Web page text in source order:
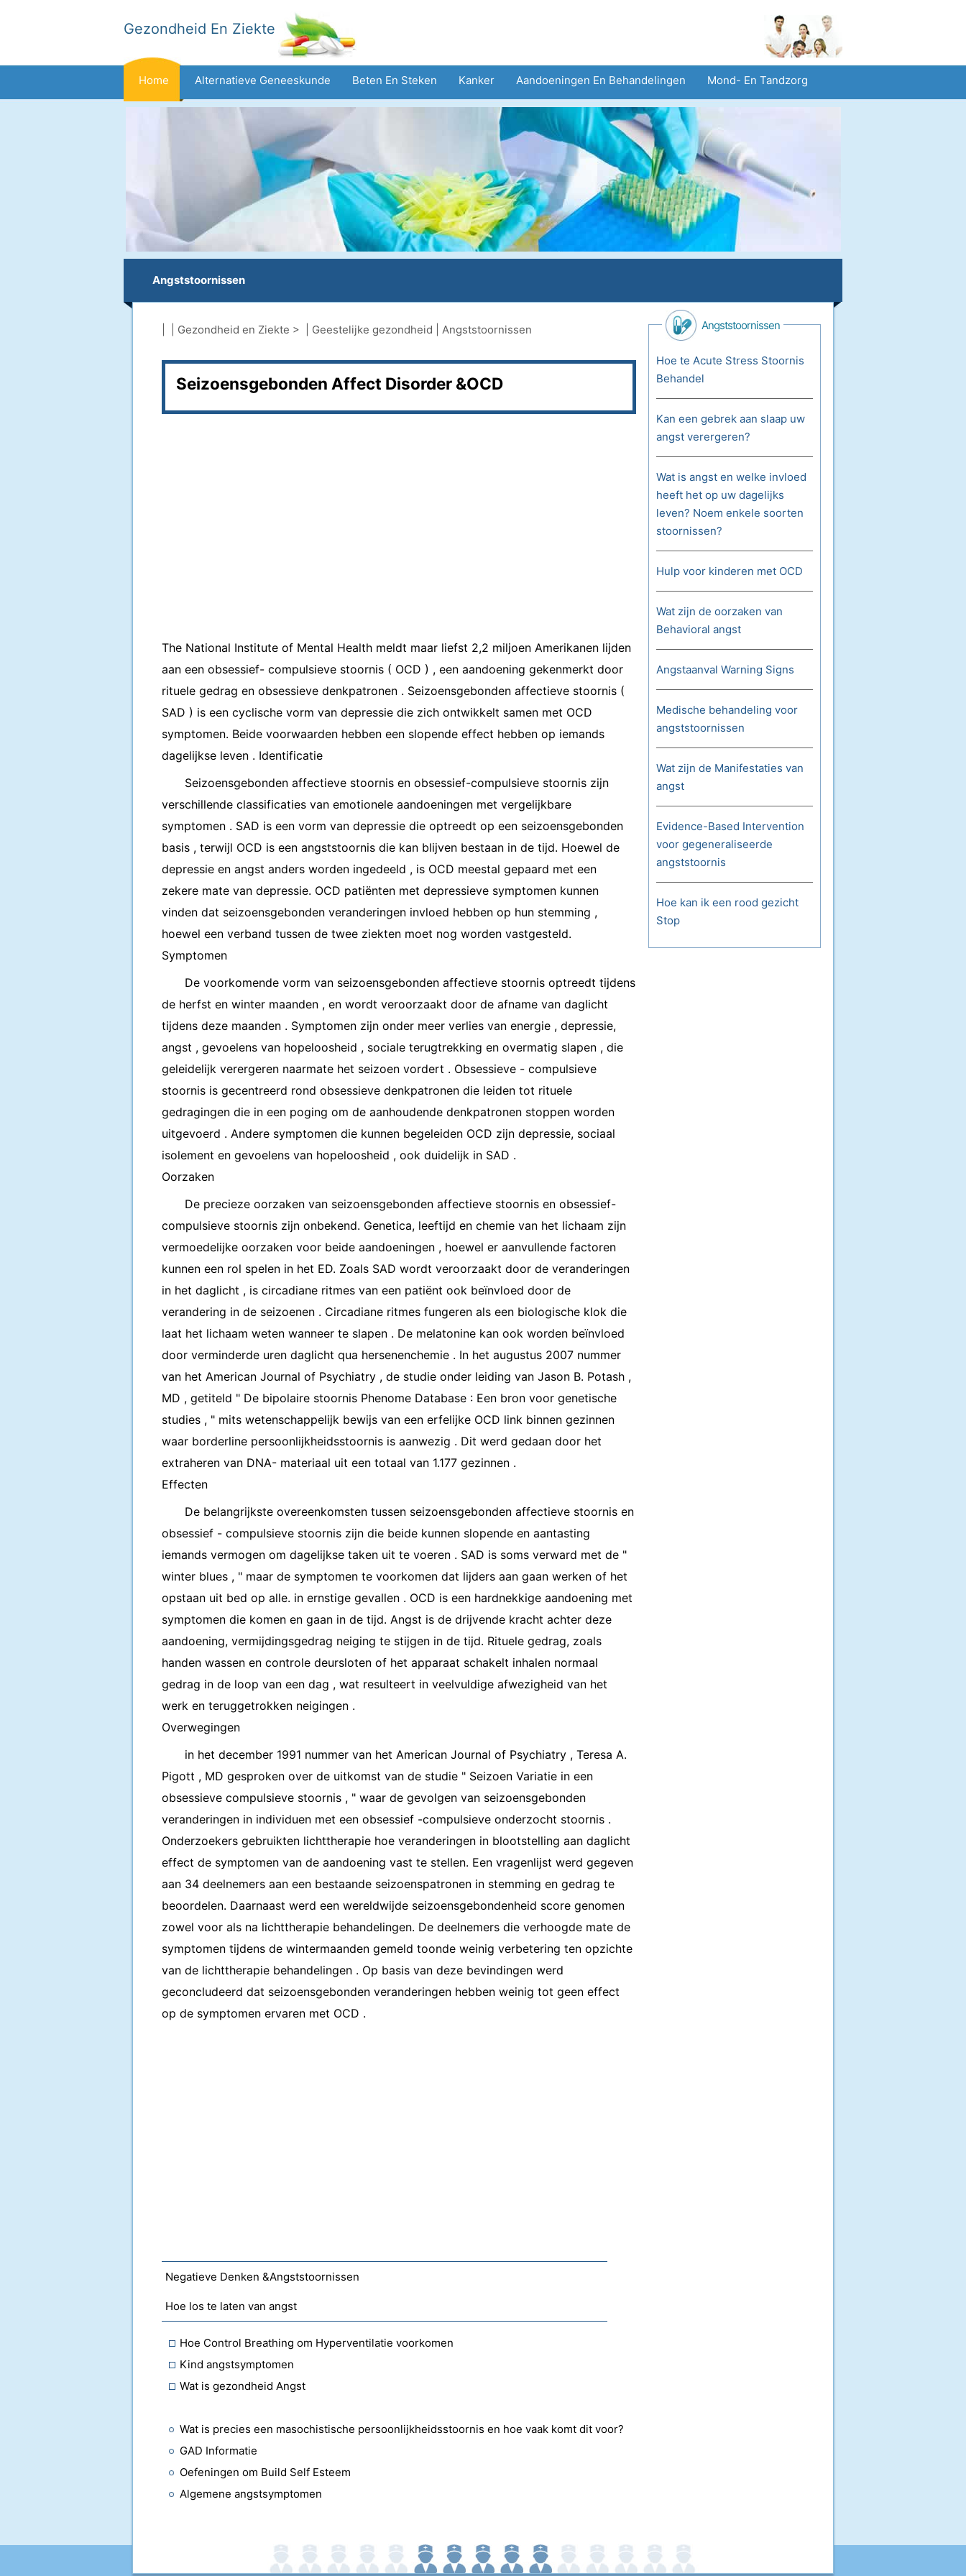
Gezondheid En Ziekte
Home Alternatieve Geneeskunde Beten En Steken Kanker Aandoeningen En Behandelingen Mond- En Tandzorg
Gezinsgezondheid Geestelijke Gezondheid Volksgezondheid En Veiligheid
Angststoornissen
Gezondheid en Ziekte > | Geestelijke gezondheid Angststoornissen
Seizoensgebonden Affect Disorder &OCD
The National Institute of Mental Health meldt maar liefst 2,2 miljoen Amerikanen lijden
aan een obsessief- compulsieve stoornis ( OCD ) , een aandoening gekenmerkt door
rituele gedrag en obsessieve denkpatronen . Seizoensgebonden affectieve stoornis (
SAD ) is een cyclische vorm van depressie die zich ontwikkelt samen met OCD
symptomen. Beide voorwaarden hebben een slopende effect hebben op iemands
dagelijkse leven . Identificatie
Seizoensgebonden affectieve stoornis en obsessief-compulsieve stoornis zijn
verschillende classificaties van emotionele aandoeningen met vergelijkbare
symptomen . SAD is een vorm van depressie die optreedt op een seizoensgebonden
basis , terwijl OCD is een angststoornis die kan blijven bestaan ​​in de tijd. Hoewel de
depressie en angst anders worden ingedeeld , is OCD meestal gepaard met een
zekere mate van depressie. OCD patiënten met depressieve symptomen kunnen
vinden dat seizoensgebonden veranderingen invloed hebben op hun stemming ,
hoewel een verband tussen de twee ziekten moet nog worden vastgesteld.
Symptomen
De voorkomende vorm van seizoensgebonden affectieve stoornis optreedt tijdens
de herfst en winter maanden , en wordt veroorzaakt door de afname van daglicht
tijdens deze maanden . Symptomen zijn onder meer verlies van energie , depressie,
angst , gevoelens van hopeloosheid , sociale terugtrekking en overmatig slapen , die
geleidelijk verergeren naarmate het seizoen vordert . Obsessieve - compulsieve
stoornis is gecentreerd rond obsessieve denkpatronen die leiden tot rituele
gedragingen die in een poging om de aanhoudende denkpatronen stoppen worden
uitgevoerd . Andere symptomen die kunnen begeleiden OCD zijn depressie, sociaal
isolement en gevoelens van hopeloosheid , ook duidelijk in SAD .
Oorzaken
De precieze oorzaken van seizoensgebonden affectieve stoornis en obsessief-
compulsieve stoornis zijn onbekend. Genetica, leeftijd en chemie van het lichaam zijn
vermoedelijke oorzaken voor beide aandoeningen , hoewel er aanvullende factoren
kunnen een rol spelen in het ED. Zoals SAD wordt veroorzaakt door de veranderingen
in het daglicht , is circadiane ritmes van een patiënt ook beïnvloed door de
verandering in de seizoenen . Circadiane ritmes fungeren als een biologische klok die
laat het lichaam weten wanneer te slapen . De melatonine kan ook worden beïnvloed
door verminderde uren daglicht qua hersenenchemie . In het augustus 2007 nummer
van het American Journal of Psychiatry , de studie onder leiding van Jason B. Potash ,
MD , getiteld " De bipolaire stoornis Phenome Database : Een bron voor genetische
studies , " mits wetenschappelijk bewijs van een erfelijke OCD link binnen gezinnen
waar borderline persoonlijkheidsstoornis is aanwezig . Dit werd gedaan door het
extraheren van DNA- materiaal uit een totaal van 1.177 gezinnen .
Effecten
De belangrijkste overeenkomsten tussen seizoensgebonden affectieve stoornis en
obsessief - compulsieve stoornis zijn die beide kunnen slopende en aantasting
iemands vermogen om dagelijkse taken uit te voeren . SAD is soms verward met de "
winter blues , " maar de symptomen te voorkomen dat lijders aan gaan werken of het
opstaan ​​uit bed op alle. in ernstige gevallen . OCD is een hardnekkige aandoening met
symptomen die komen en gaan in de tijd. Angst is de drijvende kracht achter deze
aandoening, vermijdingsgedrag neiging te stijgen in de tijd. Rituele gedrag, zoals
handen wassen en controle deursloten of het apparaat schakelt inhalen normaal
gedrag in de loop van een dag , wat resulteert in veelvuldige afwezigheid van het
werk en teruggetrokken neigingen .
Overwegingen
in het december 1991 nummer van het American Journal of Psychiatry , Teresa A.
Pigott , MD gesproken over de uitkomst van de studie " Seizoen Variatie in een
obsessieve compulsieve stoornis , " waar de gevolgen van seizoensgebonden
veranderingen in individuen met een obsessief -compulsieve onderzocht stoornis .
Onderzoekers gebruikten lichttherapie hoe veranderingen in blootstelling aan daglicht
effect de symptomen van de aandoening vast te stellen. Een vragenlijst werd gegeven
aan 34 deelnemers aan een bestaande seizoenspatronen in stemming en gedrag te
beoordelen. Daarnaast werd een wereldwijde seizoensgebondenheid score genomen
zowel voor als na lichttherapie behandelingen. De deelnemers die verhoogde mate de
symptomen tijdens de wintermaanden gemeld toonde weinig verbetering ten opzichte
van de lichttherapie behandelingen . Op basis van deze bevindingen werd
geconcludeerd dat seizoensgebonden veranderingen hebben weinig tot geen effect
op de symptomen ervaren met OCD .
Negatieve Denken &Angststoornissen
Hoe los te laten van angst
Hoe Control Breathing om Hyperventilatie voorkomen
Kind angstsymptomen
Wat is gezondheid Angst
Wat is precies een masochistische persoonlijkheidsstoornis en hoe vaak komt dit voor?
GAD Informatie
Oefeningen om Build Self Esteem
Algemene angstsymptomen
Angststoornissen
Hoe te Acute Stress Stoornis
Behandel
Kan een gebrek aan slaap uw
angst verergeren?
Wat is angst en welke invloed
heeft het op uw dagelijks
leven? Noem enkele soorten
stoornissen?
Hulp voor kinderen met OCD
Wat zijn de oorzaken van
Behavioral angst
Angstaanval Warning Signs
Medische behandeling voor
angststoornissen
Wat zijn de Manifestaties van
angst
Evidence-Based Intervention
voor gegeneraliseerde
angststoornis
Hoe kan ik een rood gezicht
Stop